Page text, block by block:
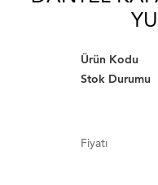
Ürün Kodu
Stok Durumu
Fiyatı